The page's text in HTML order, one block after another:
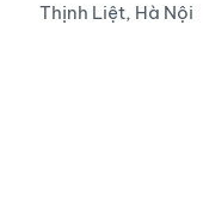
Thịnh Liệt, Hà Nội